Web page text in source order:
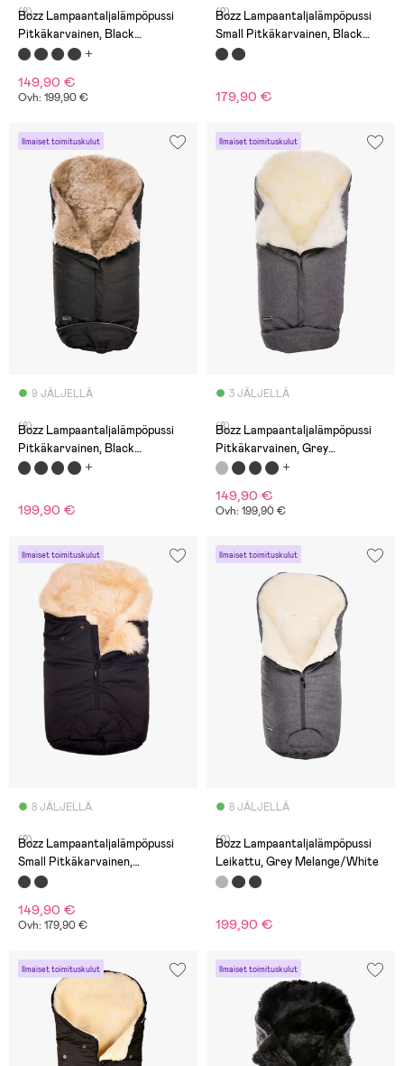
(8)
Bozz Lampaantaljalämpöpussi
Pitkäkarvainen, Black
Melange/White
149,90 €
Ovh: 199,90 €
(2)
Bozz Lampaantaljalämpöpussi
Small Pitkäkarvainen, Black
Melange/White
179,90 €
Ilmaiset toimituskulut
9 JÄLJELLÄ
(8)
Bozz Lampaantaljalämpöpussi
Pitkäkarvainen, Black
Melange/Nappa Linen
199,90 €
Ilmaiset toimituskulut
3 JÄLJELLÄ
(8)
Bozz Lampaantaljalämpöpussi
Pitkäkarvainen, Grey
Melange/White
149,90 €
Ovh: 199,90 €
Ilmaiset toimituskulut
8 JÄLJELLÄ
(2)
Bozz Lampaantaljalämpöpussi
Small Pitkäkarvainen,
Black/Nature
149,90 €
Ovh: 179,90 €
Ilmaiset toimituskulut
8 JÄLJELLÄ
(0)
Bozz Lampaantaljalämpöpussi
Leikattu, Grey Melange/White
199,90 €
Ilmaiset toimituskulut Ilmaiset toimituskulut